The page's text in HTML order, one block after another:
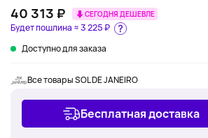
Будет пошлина ≈3 225 ₽
40 313 ₽ СЕГОДНЯ ДЕШЕВЛЕ
Доступно для заказа
Все товары SOL DE JANEIRO
Бесплатная доставка